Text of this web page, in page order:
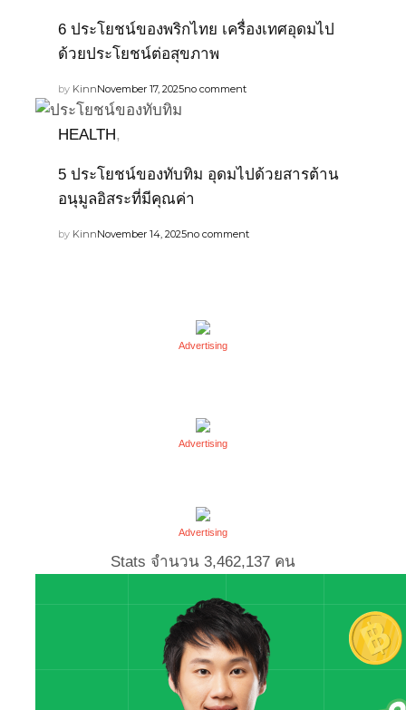
6 ประโยชน์ของพริกไทย เครื่องเทศอุดมไป
ด้วยประโยชน์ต่อสุขภาพ
by KinnNovember 17, 2025no comment
HEALTH,
5 ประโยชน์ของทับทิม อุดมไปด้วยสารต้าน
อนุมูลอิสระที่มีคุณค่า
by KinnNovember 14, 2025no comment
Advertising
Advertising
Advertising
Stats จำนวน 3,462,137 คน